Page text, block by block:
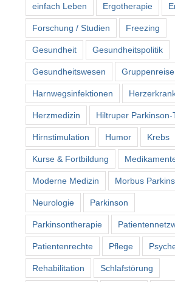
einfach Leben Ergotherapie
Forschung / Studien Freezing
Gesundheit Gesundheitspolitik
Gesundheitswesen Gruppenreise
Harnwegsinfektionen
Herzmedizin Hiltruper Parkinson-
Hirnstimulation Humor Krebs
Kurse & Fortbildung
Moderne Medizin Morbus
Neurologie Parkinson
Parkinsontherapie
Patientenrechte Pflege
Rehabilitation Schlafstörung